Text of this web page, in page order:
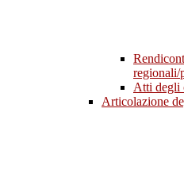
regionali/
Atti degli
Articolazione